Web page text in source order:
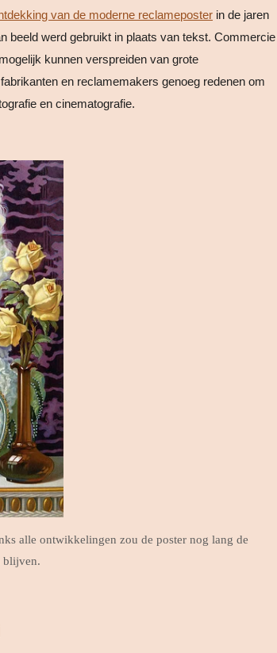
van de moderne reclameposter in de jaren
beeld werd gebruikt in plaats van tekst. Commercie
kunnen verspreiden van grote
en reclamemakers genoeg redenen om
en cinematografie.
alle ontwikkelingen zou de poster nog lang de
blijven.